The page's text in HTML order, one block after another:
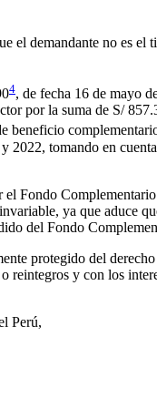
demandante no es
4, de fecha 16 de mayo
por la suma de S/
beneficio
tomando en
Fondo
ya que aduce
del Fondo
protegido del
y con los
Perú,